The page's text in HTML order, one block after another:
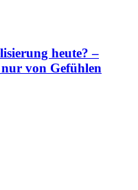
heute? –
von Gefühlen